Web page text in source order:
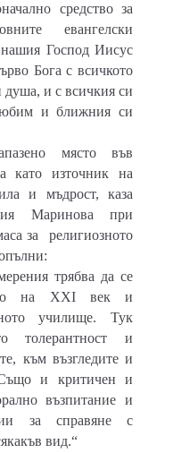
средство за
евангелски
Господ Иисус
Бога с всичкото
душа, и с всичкия си
и ближния си
място във
като източник на
и мъдрост, каза
Маринова при
за религиозното
трябва да се
на ХХІ век и
училище. Тук
толерантност и
към възгледите и
и критичен и
възпитание и
за справяне с
вид.“